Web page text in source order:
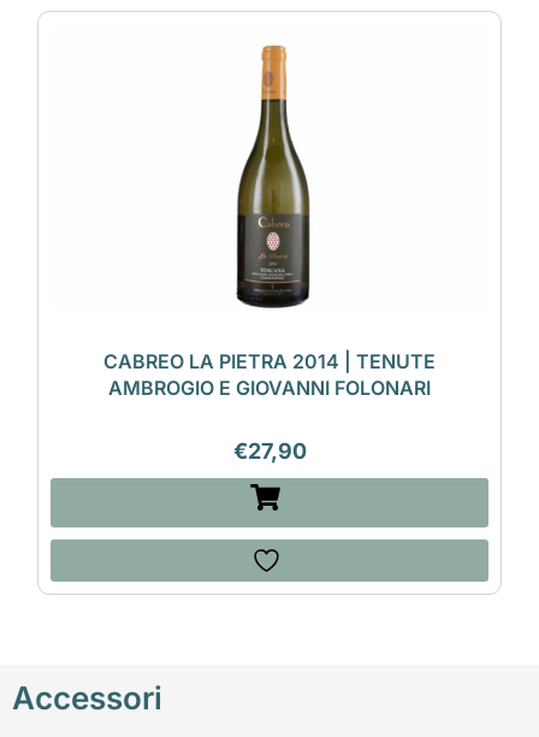
CABREO LA PIETRA 2014 | TENUTE
AMBROGIO E GIOVANNI FOLONARI
€27,90
Accessori